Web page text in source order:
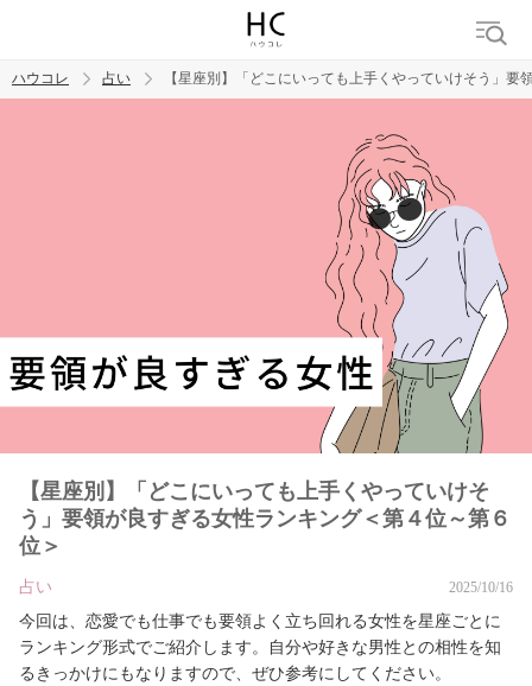
ハウコレ 占い 【星座別】「どこにいっても上手くやっていけそう」
【星座別】「どこにいっても上手くやっていけそ
う」要領が良すぎる女性ランキング＜第４位～第６
位＞
占い 2025/10/16
今回は、恋愛でも仕事でも要領よく立ち回れる女性を星座ごとに
ランキング形式でご紹介します。自分や好きな男性との相性を知
るきっかけにもなりますので、ぜひ参考にしてください。